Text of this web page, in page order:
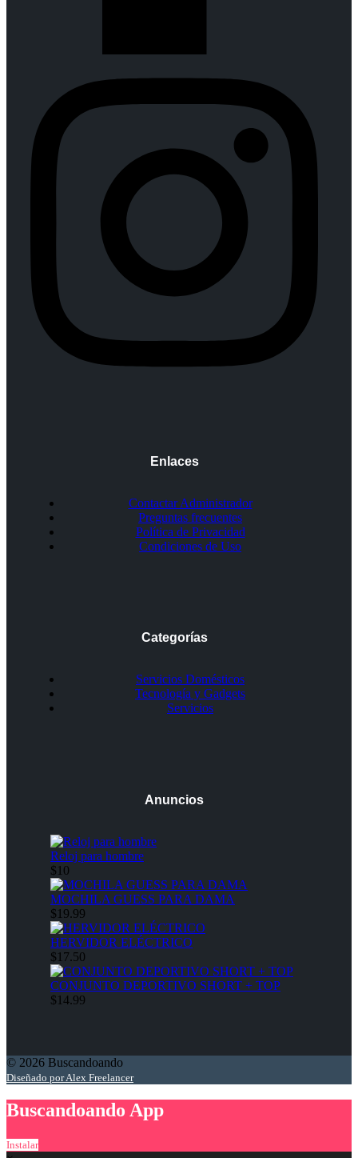
Enlaces
Contactar Administrador
Preguntas frecuentes
Política de Privacidad
Condiciones de Uso
Categorías
Servicios Domésticos
Tecnología y Gadgets
Servicios
Anuncios
Reloj para hombre
$10
MOCHILA GUESS PARA DAMA
$19.99
HERVIDOR ELÉCTRICO
$17.50
CONJUNTO DEPORTIVO SHORT + TOP
$14.99
© 2026 Buscandoando
Diseñado por Alex Freelancer
Buscandoando App
Instalar